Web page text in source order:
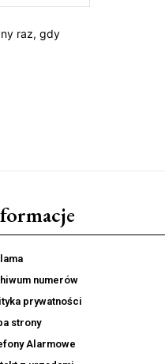
raz, gdy
numerów
prywatności
strony
Alarmowe